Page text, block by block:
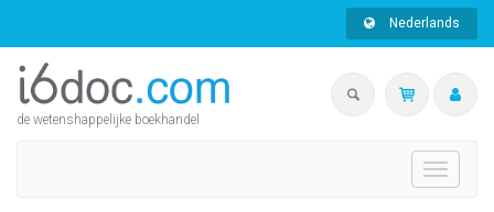
Nederlands
de wetenshappelijke boekhandel
Toggle